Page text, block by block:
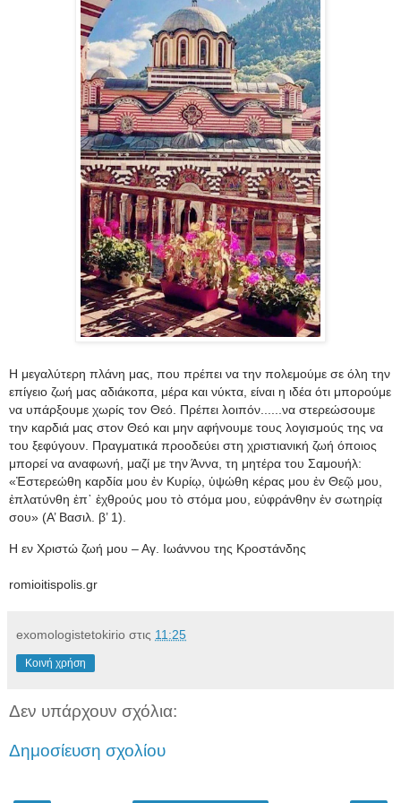
Η μεγαλύτερη πλάνη μας, που πρέπει να την πολεμούμε σε όλη την
επίγειο ζωή μας αδιάκοπα, μέρα και νύκτα, είναι η ιδέα ότι μπορούμε
να υπάρξουμε χωρίς τον Θεό. Πρέπει λοιπόν...
...να στερεώσουμε
την καρδιά μας στον Θεό και μην αφήνουμε τους λογισμούς της να
του ξεφύγουν. Πραγματικά προοδεύει στη χριστιανική ζωή όποιος
μπορεί να αναφωνή, μαζί με την Άννα, τη μητέρα του Σαμουήλ:
«Ἐστερεώθη καρδία μου ἐν Κυρίῳ, ὑψώθη κέρας μου ἐν Θεῷ μου,
ἐπλατύνθη ἐπ᾿ ἐχθρούς μου τὸ στόμα μου, εὐφράνθην ἐν σωτηρίᾳ
σου» (Α’ Βασιλ. β’ 1).
Η εν Χριστώ ζωή μου – Αγ. Ιωάννου της Κροστάνδης
romioitispolis.gr
exomologistetokirio στις 11:25
Κοινή χρήση
Δεν υπάρχουν σχόλια:
Δημοσίευση σχολίου